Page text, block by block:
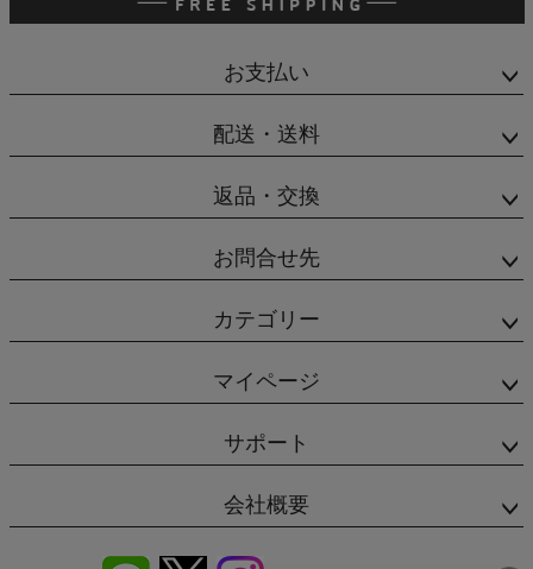
お支払い
配送・送料
返品・交換
お問合せ先
カテゴリー
マイページ
サポート
会社概要